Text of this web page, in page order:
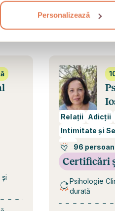
Personalizează
alături de care poți
Psih.
Relații Adicții
Intimitate și
96 persoane
Certificări și
Psihologie
durată